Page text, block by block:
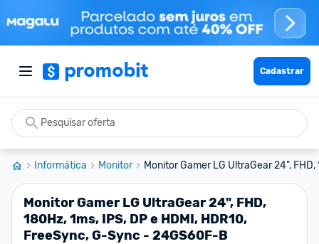
Cadastrar
Informática Monitor Monitor Gamer LG UltraGear 24", FHD,
Monitor Gamer LG UltraGear 24", FHD,
180Hz, 1ms, IPS, DP e HDMI, HDR10,
FreeSync, G-Sync - 24GS60F-B